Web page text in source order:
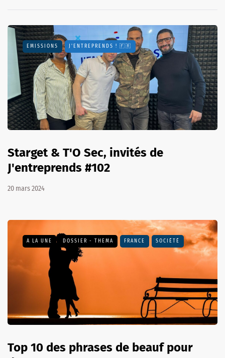
EMISSIONS J'ENTREPRENDS ! 🇫🇷
Starget & T'O Sec, invités de
J'entreprends #102
20 mars 2024
A LA UNE DOSSIER - THEMA FRANCE SOCIÉTÉ
Top 10 des phrases de beauf pour